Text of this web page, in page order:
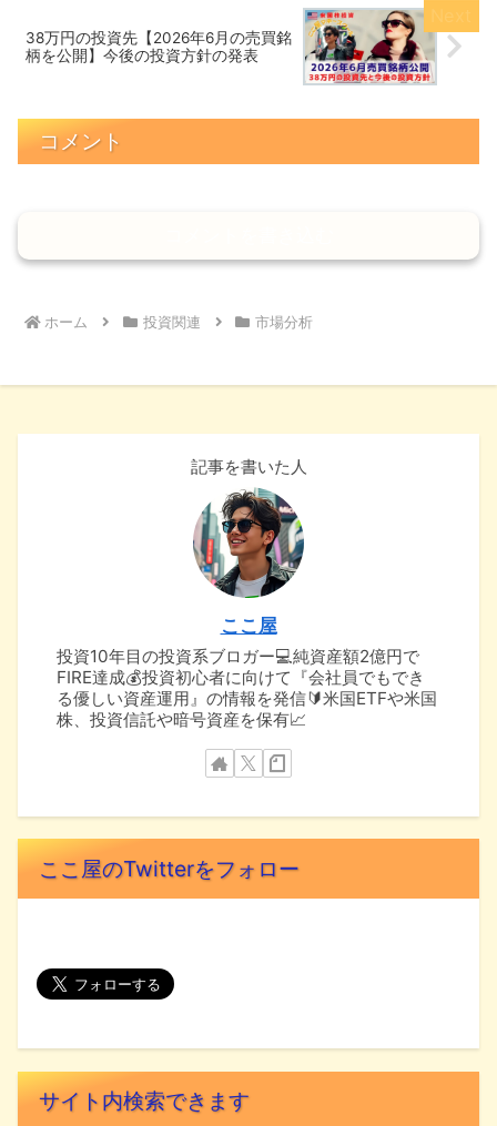
38万円の投資先【2026年6月の売買銘
柄を公開】今後の投資方針の発表
コメント
ホーム 投資関連 市場分析
記事を書いた人
ここ屋
投資10年目の投資系ブロガー💻純資産額2億円で
FIRE達成💰投資初心者に向けて『会社員でもでき
る優しい資産運用』の情報を発信🔰米国ETFや米国
株、投資信託や暗号資産を保有📈
ここ屋のTwitterをフォロー
サイト内検索できます